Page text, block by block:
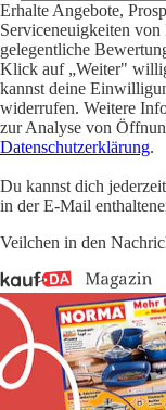
Erhalte Angebote,
Serviceneuigkeiten
gelegentliche
Klick auf „Weiter"
kannst deine
widerrufen. Weitere
zur Analyse von
Datenschutzerklärung.
Du kannst dich
in der E-Mail
Veilchen in den